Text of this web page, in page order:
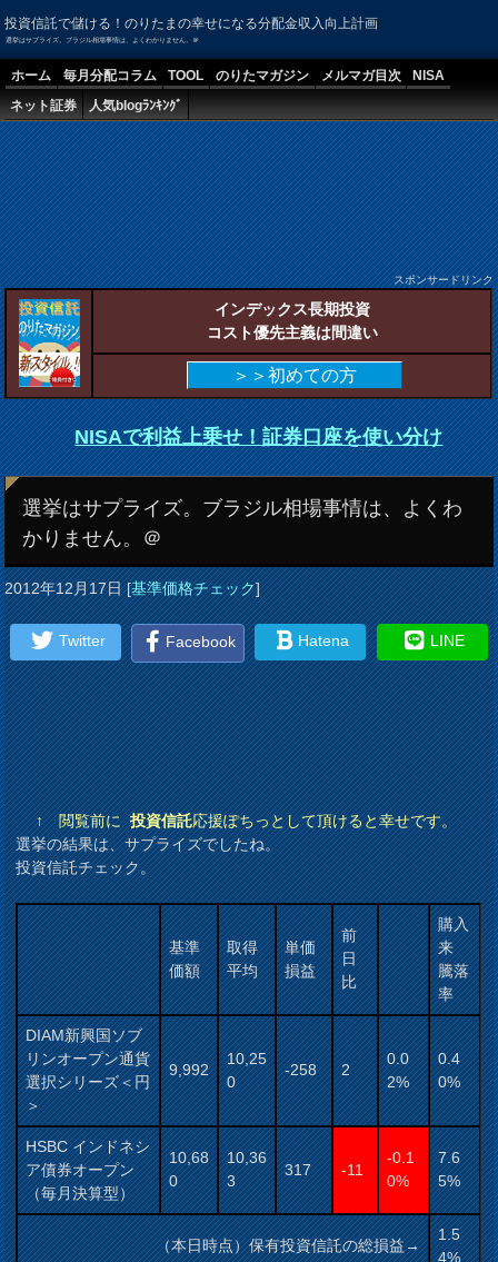
投資信託で儲ける！のりたまの幸せになる分配金収入向上計画
選挙はサプライズ。ブラジル相場事情は、よくわかりません。＠
ホーム 毎月分配コラム TOOL のりたマガジン メルマガ目次
NISA
ネット証券
人気blogﾗﾝｷﾝｸﾞ
スポンサードリンク
インデックス長期投資
コスト優先主義は間違い
＞＞初めての方
NISAで利益上乗せ！証券口座を使い分け
選挙はサプライズ。ブラジル相場事情は、よくわ
かりません。＠
2012年12月17日[基準価格チェック]
Twitter Facebook Hatena LINE
↑ 閲覧前に投資信託応援ぽちっとして頂けると幸せです。
選挙の結果は、サプライズでしたね。
投資信託チェック。
基準
価額
取得
平均
単価
損益
前
日
比
購入
来
騰落
率
DIAM新興国ソブ
リンオープン通貨
選択シリーズ＜円
＞
9,992
10,25
0
-258 2
0.0
2%
0.4
0%
HSBC インドネシ
ア債券オープン
（毎月決算型）
10,68
0
10,36
3
317 -11
-0.1
0%
7.6
5%
（本日時点）保有投資信託の総損益→
1.5
4%